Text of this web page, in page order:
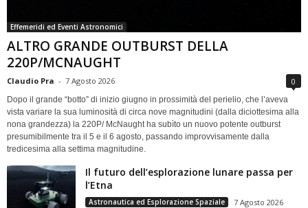
Effemeridi ed Eventi Astronomici
ALTRO GRANDE OUTBURST DELLA
220P/MCNAUGHT
Claudio Pra - 7 Agosto 2026 0
Dopo il grande “botto” di inizio giugno in prossimità del perielio, che l’aveva
vista variare la sua luminosità di circa nove magnitudini (dalla diciottesima alla
nona grandezza) la 220P/ McNaught ha subìto un nuovo potente outburst
presumibilmente tra il 5 e il 6 agosto, passando improvvisamente dalla
tredicesima alla settima magnitudine.
Il futuro dell’esplorazione lunare passa per
l’Etna
Astronautica ed Esplorazione Spaziale 7 Agosto 2026